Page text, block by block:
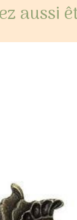
aussi